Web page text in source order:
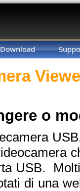
Download
o
USB.
di una